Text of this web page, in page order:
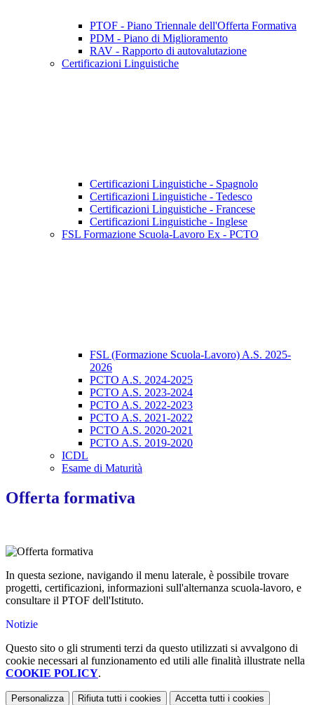
PTOF - Piano Triennale dell'Offerta Formativa
PDM - Piano di Miglioramento
RAV - Rapporto di autovalutazione
Certificazioni Linguistiche
Certificazioni Linguistiche - Spagnolo
Certificazioni Linguistiche - Tedesco
Certificazioni Linguistiche - Francese
Certificazioni Linguistiche - Inglese
FSL Formazione Scuola-Lavoro Ex - PCTO
FSL (Formazione Scuola-Lavoro) A.S. 2025-
2026
PCTO A.S. 2024-2025
PCTO A.S. 2023-2024
PCTO A.S. 2022-2023
PCTO A.S. 2021-2022
PCTO A.S. 2020-2021
PCTO A.S. 2019-2020
ICDL
Esame di Maturità
Offerta formativa
In questa sezione, navigando il menu laterale, è possibile trovare
progetti, certificazioni, informazioni sull'alternanza scuola-lavoro, e
consultare il PTOF dell'Istituto.
Notizie
Questo sito o gli strumenti terzi da questo utilizzati si avvalgono di
cookie necessari al funzionamento ed utili alle finalità illustrate nella
COOKIE POLICY.
Personalizza Rifiuta tutti i cookies Accetta tutti i cookies